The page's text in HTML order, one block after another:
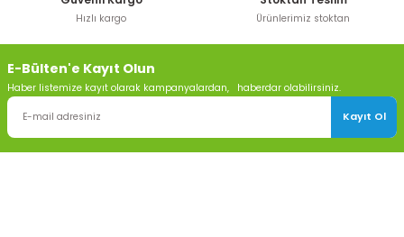
Ürün fiyatı diğer sitelerden daha pahalı.
Bu ürüne benzer farklı alternatifler olmalı.
Hızlı kargo Ürünlerimiz stoktan
E-Bülten'e Kayıt Olun
Haber listemize kayıt olarak kampanyalardan, haberdar olabilirsiniz.
Kayıt Ol